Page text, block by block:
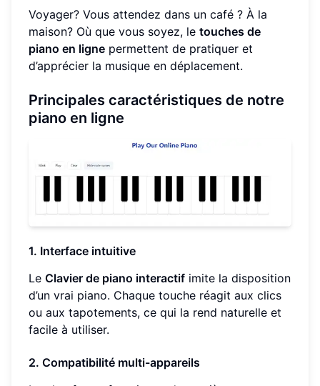
Voyager? Vous attendez dans un café ? À la
maison? Où que vous soyez, le touches de
piano en ligne permettent de pratiquer et
d’apprécier la musique en déplacement.
Principales caractéristiques de notre
piano en ligne
1. Interface intuitive
Le Clavier de piano interactif imite la disposition
d’un vrai piano. Chaque touche réagit aux clics
ou aux tapotements, ce qui la rend naturelle et
facile à utiliser.
2. Compatibilité multi-appareils